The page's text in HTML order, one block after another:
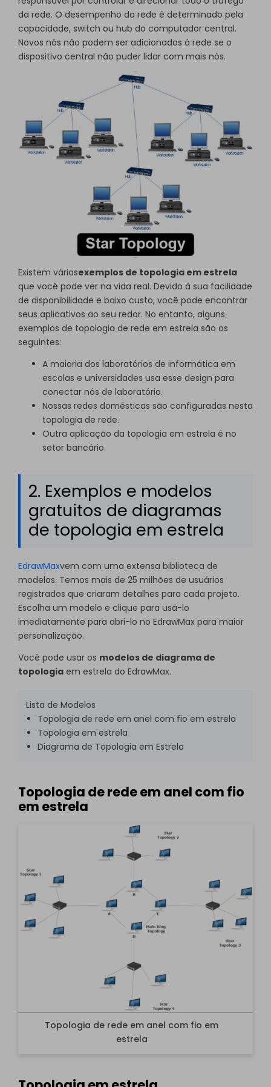
da rede. O desempenho da rede é determinado pela
capacidade, switch ou hub do computador central.
Novos nós não podem ser adicionados à rede se o
dispositivo central não puder lidar com mais nós.
Existem váriosexemplos de topologia em estrela
que você pode ver na vida real. Devido à sua facilidade
de disponibilidade e baixo custo, você pode encontrar
seus aplicativos ao seu redor. No entanto, alguns
exemplos de topologia de rede em estrela são os
seguintes:
A maioria dos laboratórios de informática em
escolas e universidades usa esse design para
conectar nós de laboratório.
Nossas redes domésticas são configuradas nesta
topologia de rede.
Outra aplicação da topologia em estrela é no
setor bancário.
2. Exemplos e modelos
gratuitos de diagramas
de topologia em estrela
EdrawMaxvem com uma extensa biblioteca de
modelos. Temos mais de 25 milhões de usuários
registrados que criaram detalhes para cada projeto.
Escolha um modelo e clique para usá-lo
imediatamente para abri-lo no EdrawMax para maior
personalização.
Você pode usar os modelos de diagrama de
topologia em estrela do EdrawMax.
Lista de Modelos
Topologia de rede em anel com fio em estrela
Topologia em estrela
Diagrama de Topologia em Estrela
Topologia de rede em anel com fio
em estrela
Clique para baixar e usar esses modelos.
Topologia de rede em anel com fio em
estrela